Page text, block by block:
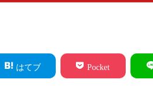
はてブ Pocket